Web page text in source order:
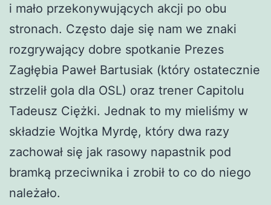
i mało przekonywujących akcji po obu
stronach. Często daje się nam we znaki
rozgrywający dobre spotkanie Prezes
Zagłębia Paweł Bartusiak (który ostatecznie
strzelił gola dla OSL) oraz trener Capitolu
Tadeusz Ciężki. Jednak to my mieliśmy w
składzie Wojtka Myrdę, który dwa razy
zachował się jak rasowy napastnik pod
bramką przeciwnika i zrobił to co do niego
należało.